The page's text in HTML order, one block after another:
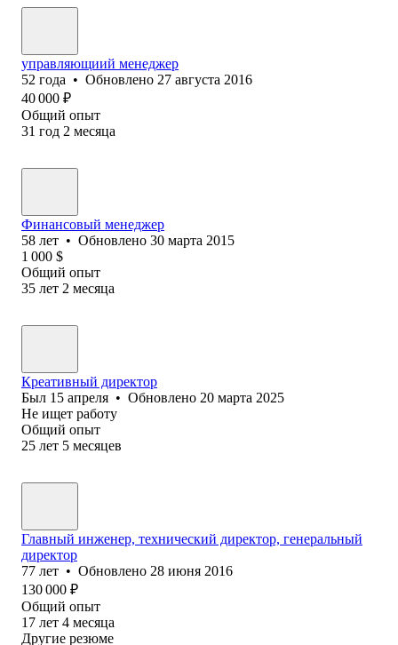
управляющиий менеджер
52 года • Обновлено 27 августа 2016
40 000 ₽
Общий опыт
31 год 2 месяца
Финансовый менеджер
58 лет • Обновлено 30 марта 2015
1 000 $
Общий опыт
35 лет 2 месяца
Креативный директор
Был 15 апреля • Обновлено 20 марта 2025
Не ищет работу
Общий опыт
25 лет 5 месяцев
Главный инженер, технический директор, генеральный
директор
77 лет • Обновлено 28 июня 2016
130 000 ₽
Общий опыт
17 лет 4 месяца
Другие резюме